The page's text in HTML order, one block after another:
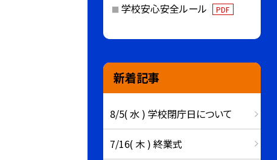
学校安心安全ルール PDF
新着記事
8/5( 水 ) 学校閉庁日について
7/16( 木 ) 終業式